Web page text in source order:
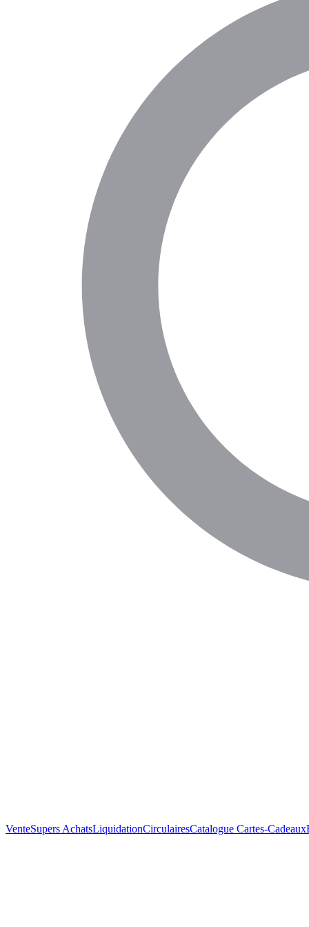
VenteSupers AchatsLiquidationCirculairesCatalogue Cartes-Cadeaux